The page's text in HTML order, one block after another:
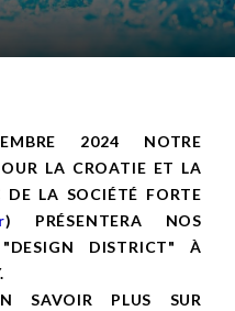
2024 NOTRE
LA CROATIE ET LA
DE LA SOCIÉTÉ FORTE
) PRÉSENTERA NOS
DISTRICT" À
SAVOIR PLUS SUR